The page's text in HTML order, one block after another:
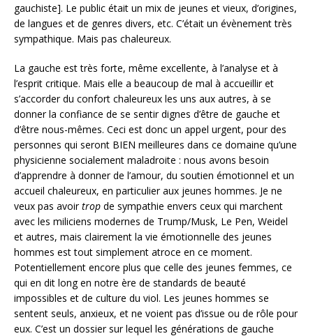
gauchiste]. Le public était un mix de jeunes et vieux, d’origines,
de langues et de genres divers, etc. C’était un évènement très
sympathique. Mais pas chaleureux.
La gauche est très forte, même excellente, à l’analyse et à
l’esprit critique. Mais elle a beaucoup de mal à accueillir et
s’accorder du confort chaleureux les uns aux autres, à se
donner la confiance de se sentir dignes d’être de gauche et
d’être nous-mêmes. Ceci est donc un appel urgent, pour des
personnes qui seront BIEN meilleures dans ce domaine qu’une
physicienne socialement maladroite : nous avons besoin
d’apprendre à donner de l’amour, du soutien émotionnel et un
accueil chaleureux, en particulier aux jeunes hommes. Je ne
veux pas avoirtrop de sympathie envers ceux qui marchent
avec les miliciens modernes de Trump/Musk, Le Pen, Weidel
et autres, mais clairement la vie émotionnelle des jeunes
hommes est tout simplement atroce en ce moment.
Potentiellement encore plus que celle des jeunes femmes, ce
qui en dit long en notre ère de standards de beauté
impossibles et de culture du viol. Les jeunes hommes se
sentent seuls, anxieux, et ne voient pas d’issue ou de rôle pour
eux. C’est un dossier sur lequel les générations de gauche